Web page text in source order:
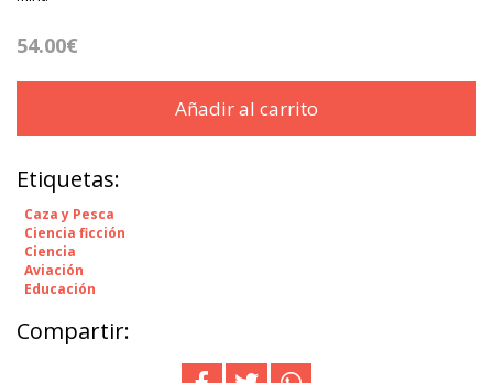
54.00€
Añadir al carrito
Etiquetas:
Caza y Pesca
Ciencia ficción
Ciencia
Aviación
Educación
Compartir: